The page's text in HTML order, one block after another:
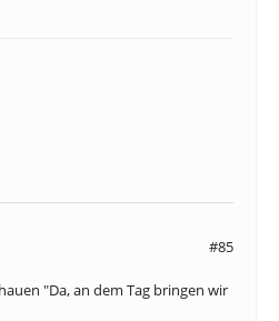
#85
"Da, an dem Tag bringen wir